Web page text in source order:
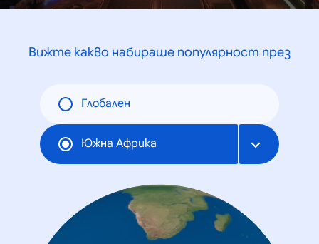
Вижте какво набираше популярност през
Глобален
Южна Африка